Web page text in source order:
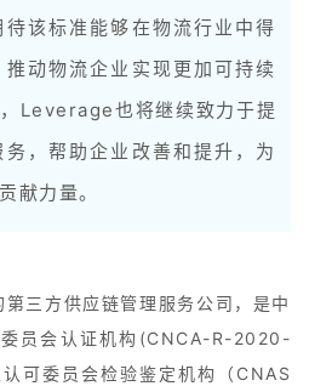
该标准能够在物流行业中得
动物流企业实现更加可持续
Leverage也将继续致力于提
，帮助企业改善和提升，为
献力量。
三方供应链管理服务公司，是中
员会认证机构(CNCA-R-2020-
可委员会检验鉴定机构（CNAS